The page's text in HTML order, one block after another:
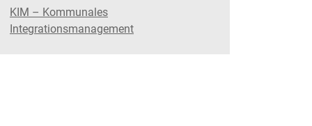
KIM – Kommunales
Integrationsmanagement